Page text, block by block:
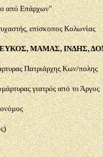
από Επάρχων"
επίσκοπος Κολωνίας
ΜΑΜΑΣ, ΙΝΔΗΣ,
Πατριάρχης Κων/πολης
γιατρός από το Άργος